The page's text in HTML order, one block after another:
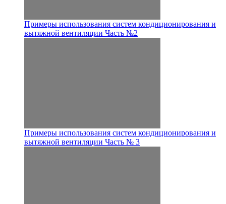
Примеры использования систем кондиционирования и
вытяжной вентиляции Часть №2
Примеры использования систем кондиционирования и
вытяжной вентиляции Часть № 3